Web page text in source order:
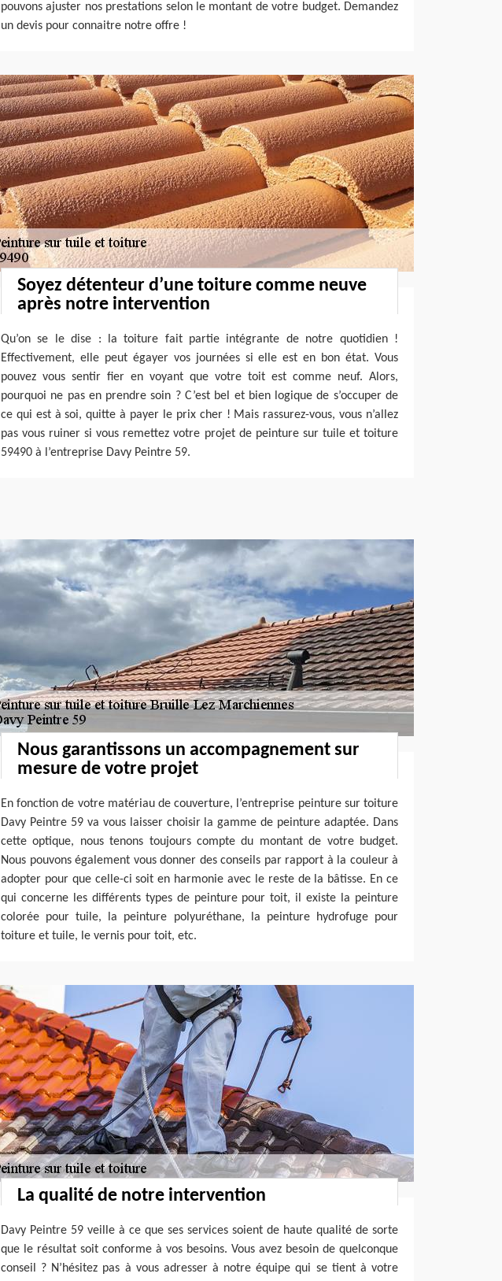
pouvons ajuster nos prestations selon le montant de votre budget. Demandez
un devis pour connaitre notre offre !
Soyez détenteur d’une toiture comme neuve
après notre intervention
Qu’on se le dise : la toiture fait partie intégrante de notre quotidien !
Effectivement, elle peut égayer vos journées si elle est en bon état. Vous
pouvez vous sentir fier en voyant que votre toit est comme neuf. Alors,
pourquoi ne pas en prendre soin ? C’est bel et bien logique de s’occuper de
ce qui est à soi, quitte à payer le prix cher ! Mais rassurez-vous, vous n’allez
pas vous ruiner si vous remettez votre projet de peinture sur tuile et toiture
59490 à l’entreprise Davy Peintre 59.
Nous garantissons un accompagnement sur
mesure de votre projet
En fonction de votre matériau de couverture, l’entreprise peinture sur toiture
Davy Peintre 59 va vous laisser choisir la gamme de peinture adaptée. Dans
cette optique, nous tenons toujours compte du montant de votre budget.
Nous pouvons également vous donner des conseils par rapport à la couleur à
adopter pour que celle-ci soit en harmonie avec le reste de la bâtisse. En ce
qui concerne les différents types de peinture pour toit, il existe la peinture
colorée pour tuile, la peinture polyuréthane, la peinture hydrofuge pour
toiture et tuile, le vernis pour toit, etc.
La qualité de notre intervention
Davy Peintre 59 veille à ce que ses services soient de haute qualité de sorte
que le résultat soit conforme à vos besoins. Vous avez besoin de quelconque
conseil ? N’hésitez pas à vous adresser à notre équipe qui se tient à votre